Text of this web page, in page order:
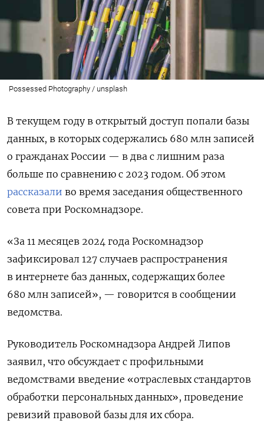
Possessed Photography / unsplash
В текущем году в открытый доступ попали базы
данных, в которых содержались 680 млн записей
о гражданах России — в два с лишним раза
больше по сравнению с 2023 годом. Об этом
рассказали во время заседания общественного
совета при Роскомнадзоре.
«За 11 месяцев 2024 года Роскомнадзор
зафиксировал 127 случаев распространения
в интернете баз данных, содержащих более
680 млн записей», — говорится в сообщении
ведомства.
Руководитель Роскомнадзора Андрей Липов
заявил, что обсуждает с профильными
ведомствами введение «отраслевых стандартов
обработки персональных данных», проведение
ревизий правовой базы для их сбора.